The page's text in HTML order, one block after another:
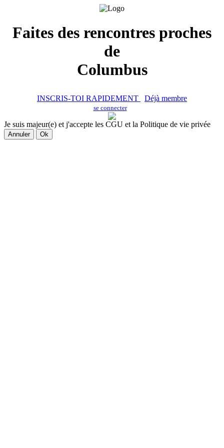
Faites des rencontres proches
de
Columbus
INSCRIS-TOI RAPIDEMENT Déjà membre
se connecter
Je suis majeur(e) et j'accepte les CGU et la Politique de vie privée
Annuler Ok